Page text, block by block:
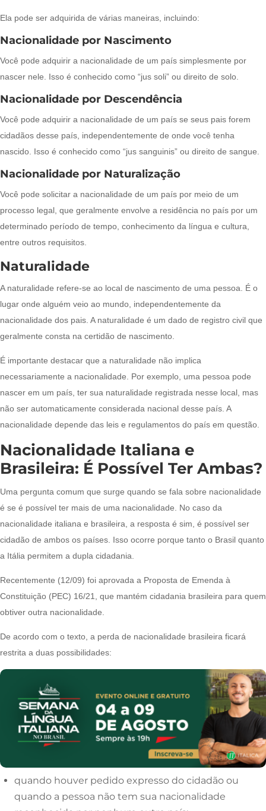
Ela pode ser adquirida de várias maneiras, incluindo:
Nacionalidade por Nascimento
Você pode adquirir a nacionalidade de um país simplesmente por
nascer nele. Isso é conhecido como “jus soli” ou direito de solo.
Nacionalidade por Descendência
Você pode adquirir a nacionalidade de um país se seus pais forem
cidadãos desse país, independentemente de onde você tenha
nascido. Isso é conhecido como “jus sanguinis” ou direito de sangue.
Nacionalidade por Naturalização
Você pode solicitar a nacionalidade de um país por meio de um
processo legal, que geralmente envolve a residência no país por um
determinado período de tempo, conhecimento da língua e cultura,
entre outros requisitos.
Naturalidade
A naturalidade refere-se ao local de nascimento de uma pessoa. É o
lugar onde alguém veio ao mundo, independentemente da
nacionalidade dos pais. A naturalidade é um dado de registro civil que
geralmente consta na certidão de nascimento.
É importante destacar que a naturalidade não implica
necessariamente a nacionalidade. Por exemplo, uma pessoa pode
nascer em um país, ter sua naturalidade registrada nesse local, mas
não ser automaticamente considerada nacional desse país. A
nacionalidade depende das leis e regulamentos do país em questão.
Nacionalidade Italiana e
Brasileira: É Possível Ter Ambas?
Uma pergunta comum que surge quando se fala sobre nacionalidade
é se é possível ter mais de uma nacionalidade. No caso da
nacionalidade italiana e brasileira, a resposta é sim, é possível ser
cidadão de ambos os países. Isso ocorre porque tanto o Brasil quanto
a Itália permitem a dupla cidadania.
Recentemente (12/09) foi aprovada a Proposta de Emenda à
Constituição (PEC) 16/21, que mantém cidadania brasileira para quem
obtiver outra nacionalidade.
De acordo com o texto, a perda de nacionalidade brasileira ficará
restrita a duas possibilidades:
quando houver pedido expresso do cidadão ou
quando a pessoa não tem sua nacionalidade